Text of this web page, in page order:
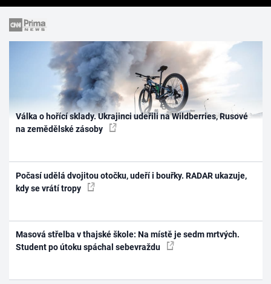
Válka o hořící sklady. Ukrajinci udeřili na Wildberries, Rusové
na zemědělské zásoby
Počasí udělá dvojitou otočku, udeří i bouřky. RADAR ukazuje,
kdy se vrátí tropy
Masová střelba v thajské škole: Na místě je sedm mrtvých.
Student po útoku spáchal sebevraždu